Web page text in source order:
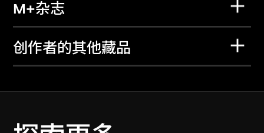
M+杂志
创作者的其他藏品